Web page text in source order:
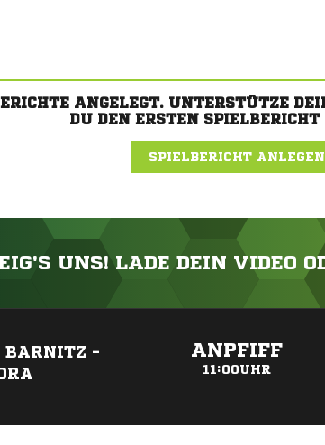
ANGELEGT. UNTERSTÜTZE
DU DEN ERSTEN SPIELBERICHT
SPIELBERICHT ANLEGEN
UNS! LADE DEIN VIDEO
BARNITZ -
ANPFIFF
11:00UHR